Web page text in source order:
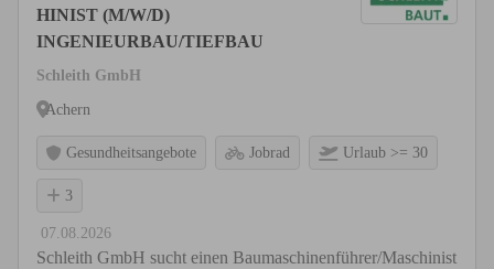
HINIST (M/W/D)
INGENIEURBAU/TIEFBAU
Schleith GmbH
Achern
Gesundheitsangebote Jobrad Urlaub >= 30
3
07.08.2026
Schleith GmbH sucht einen Baumaschinenführer/Maschinist